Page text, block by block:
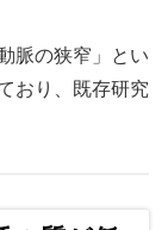
脈の狭窄」とい
おり、既存研究